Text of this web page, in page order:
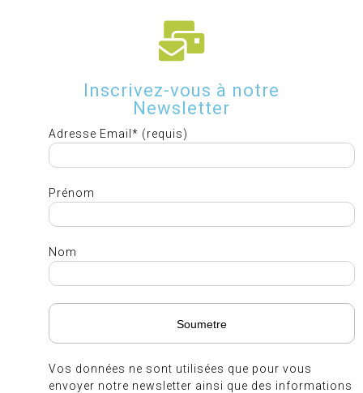
Inscrivez-vous à notre
Newsletter
Adresse Email* (requis)
Prénom
Nom
Vos données ne sont utilisées que pour vous
envoyer notre newsletter ainsi que des informations